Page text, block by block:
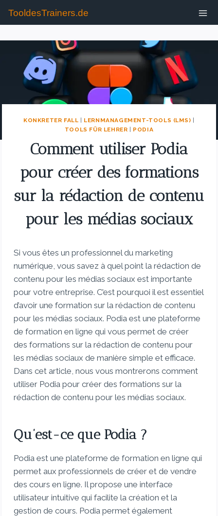
TooldesTrainers.de
KONKRETER FALL | LERNMANAGEMENT-TOOLS (LMS) |
TOOLS FÜR LEHRER | PODIA
Comment utiliser Podia
pour créer des formations
sur la rédaction de contenu
pour les médias sociaux
Si vous êtes un professionnel du marketing
numérique, vous savez à quel point la rédaction de
contenu pour les médias sociaux est importante
pour votre entreprise. C’est pourquoi il est essentiel
d’avoir une formation sur la rédaction de contenu
pour les médias sociaux. Podia est une plateforme
de formation en ligne qui vous permet de créer
des formations sur la rédaction de contenu pour
les médias sociaux de manière simple et efficace.
Dans cet article, nous vous montrerons comment
utiliser Podia pour créer des formations sur la
rédaction de contenu pour les médias sociaux.
Qu’est-ce que Podia ?
Podia est une plateforme de formation en ligne qui
permet aux professionnels de créer et de vendre
des cours en ligne. Il propose une interface
utilisateur intuitive qui facilite la création et la
gestion de cours. Podia permet également